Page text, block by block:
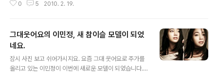
인지 너무 잘 어울리는 것 같아요 ^^ 갑자기 기억이 안 나는
델이 되었습니다. 개인적으로는 참이슬과 잘 어울리는 것
같지는 않네요. 박주미 (2001년) 아름다움의 대명사 박주
미씨입니다. 참이슬이 예전엔 청순한 컨셉의 모델들을 많
이 썼던 것 같네요. 이번엔 한복을 입고 찍었네요. 김정은
0 5 2010. 2. 19.
그대웃어요의 이민정, 새 참이슬 모델이 되었
네요.
잠시 사진 보고 쉬어가시지요. 요즘 그대 웃어요로 주가를
올리고 있는 이민정이 이번에 새로운 모델이 되었습니다.